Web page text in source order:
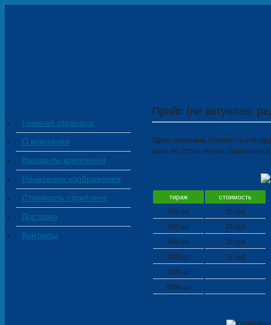
Главная страница
О компании
Варианты креплений
Нанесение изображения
Стоимость стриплент
Доставка
Контакты
Прайс (не актуален,
Здесь показана стоимость
цена на стрип ленты
тираж
стоимость
100 шт
25 руб
300 шт 23 руб
500 шт 22 руб
1000 шт 15 руб
3000 шт -
5000 шт -